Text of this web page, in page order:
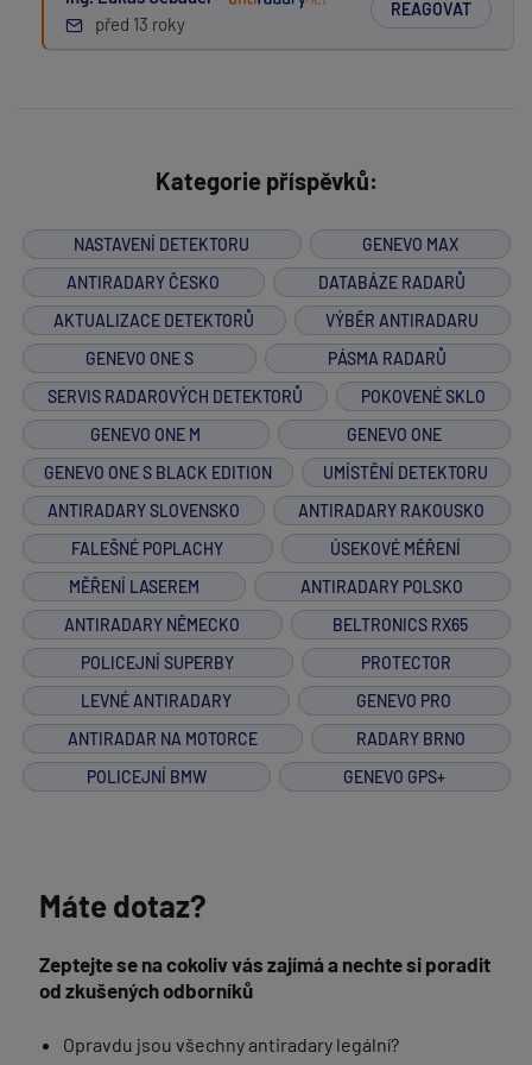
před 13 roky
REAGOVAT
Kategorie příspěvků:
NASTAVENÍ DETEKTORU
GENEVO MAX
ANTIRADARY ČESKO
DATABÁZE RADARŮ
AKTUALIZACE DETEKTORŮ
VÝBĚR ANTIRADARU
GENEVO ONE S
PÁSMA RADARŮ
SERVIS RADAROVÝCH DETEKTORŮ
POKOVENÉ SKLO
GENEVO ONE M
GENEVO ONE
GENEVO ONE S BLACK EDITION
UMÍSTĚNÍ DETEKTORU
ANTIRADARY SLOVENSKO
ANTIRADARY RAKOUSKO
FALEŠNÉ POPLACHY
ÚSEKOVÉ MĚŘENÍ
MĚŘENÍ LASEREM
ANTIRADARY POLSKO
ANTIRADARY NĚMECKO
BELTRONICS RX65
POLICEJNÍ SUPERBY
PROTECTOR
LEVNÉ ANTIRADARY
GENEVO PRO
ANTIRADAR NA MOTORCE
RADARY BRNO
POLICEJNÍ BMW
GENEVO GPS+
Máte dotaz?
Zeptejte se na cokoliv vás zajímá a nechte si poradit
od zkušených odborníků
Opravdu jsou všechny antiradary legální?